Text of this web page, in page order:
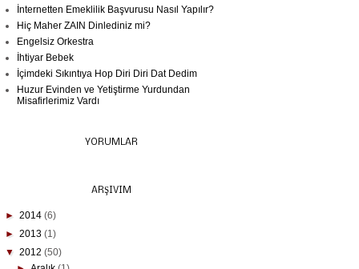
İnternetten Emeklilik Başvurusu Nasıl Yapılır?
Hiç Maher ZAIN Dinlediniz mi?
Engelsiz Orkestra
İhtiyar Bebek
İçimdeki Sıkıntıya Hop Diri Diri Dat Dedim
Huzur Evinden ve Yetiştirme Yurdundan
Misafirlerimiz Vardı
YORUMLAR
ARŞIVIM
► 2014 (6)
► 2013 (1)
▼ 2012 (50)